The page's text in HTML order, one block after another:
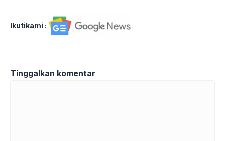
Ikutikami :
Tinggalkan komentar